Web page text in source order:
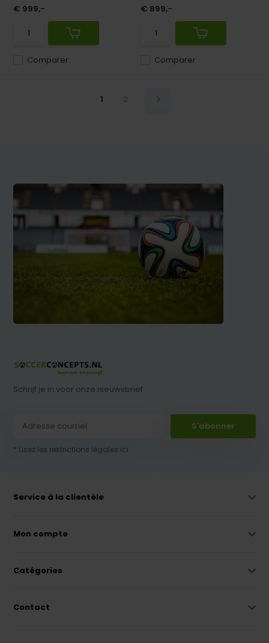
Comparer
€ 999,-
Comparer
€ 899,-
1 2
Schrijf je in voor onze nieuwsbrief
S'abonner
* Lisez les restrictions légales ici
Service à la clientèle
Mon compte
Catégories
Contact